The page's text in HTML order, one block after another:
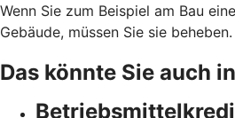
Wenn Sie zum Beispiel am Bau
Gebäude, müssen Sie sie
Das könnte Sie auch